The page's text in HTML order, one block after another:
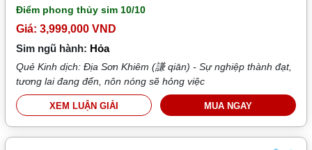
Điểm phong thủy sim10/10
Giá: 3,999,000 VND
Sim ngũ hành: Hỏa
Quẻ Kinh dịch: Địa Sơn Khiêm (謙 qiān) - Sự nghiệp thành đạt,
tương lai đang đến, nôn nóng sẽ hỏng việc
XEM LUẬN GIẢI MUA NGAY